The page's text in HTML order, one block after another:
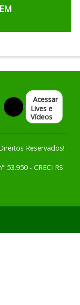
Acessar
Lives e
Vídeos
Reservados!
53.950 - CRECI RS